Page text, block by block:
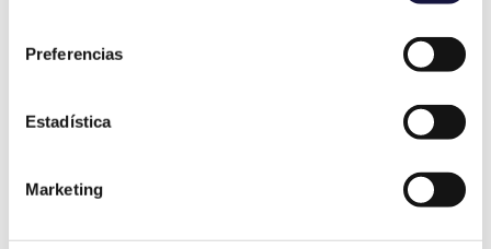
Preferencias
Estadística
Marketing